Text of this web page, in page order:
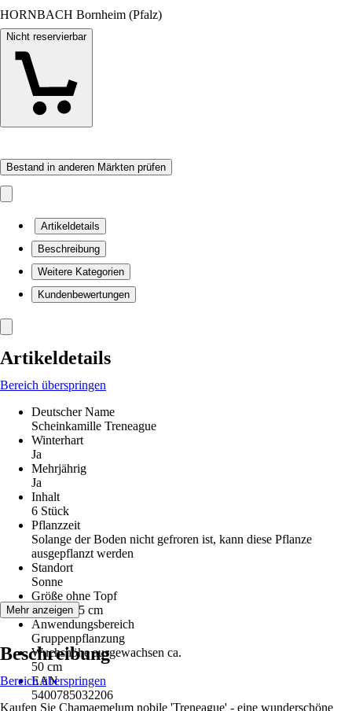
HORNBACH Bornheim (Pfalz)
Nicht reservierbar
Bestand in anderen Märkten prüfen
Artikeldetails
Beschreibung
Weitere Kategorien
Kundenbewertungen
Artikeldetails
Bereich überspringen
Deutscher Name
Scheinkamille Treneague
Winterhart
Ja
Mehrjährig
Ja
Inhalt
6 Stück
Pflanzzeit
Solange der Boden nicht gefroren ist, kann diese Pflanze
ausgepflanzt werden
Standort
Sonne
Größe ohne Topf
10 cm - 15 cm
Anwendungsbereich
Gruppenpflanzung
Wuchshöhe ausgewachsen ca.
50 cm
EAN
5400785032206
Mehr anzeigen
Beschreibung
Bereich überspringen
Kaufen Sie Chamaemelum nobile 'Treneague' - eine wunderschöne